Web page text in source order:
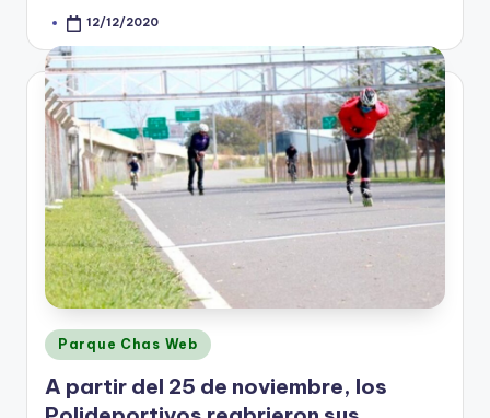
Posted12/12/2020
Posted
in
Parque Chas Web
A partir del 25 de noviembre, los